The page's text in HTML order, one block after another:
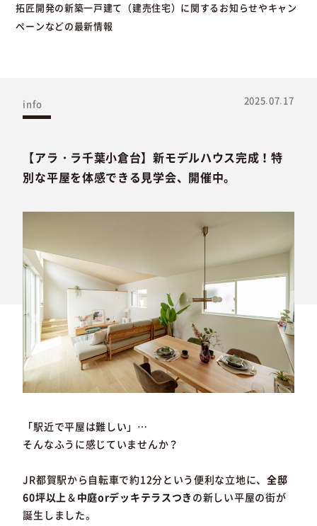
拓匠開発の新築一戸建て（建売住宅）に関するお知らせやキャン
ペーンなどの最新情報
info 2025.07.17
【アラ・ラ千葉小倉台】新モデルハウス完成！特
別な平屋を体感できる見学会、開催中。
「駅近で平屋は難しい」…
そんなふうに感じていませんか？
JR都賀駅から自転車で約12分という便利な立地に、 全邸
60坪以上＆ 中庭orデッキテラスつき の新しい平屋の街が
誕生しました。